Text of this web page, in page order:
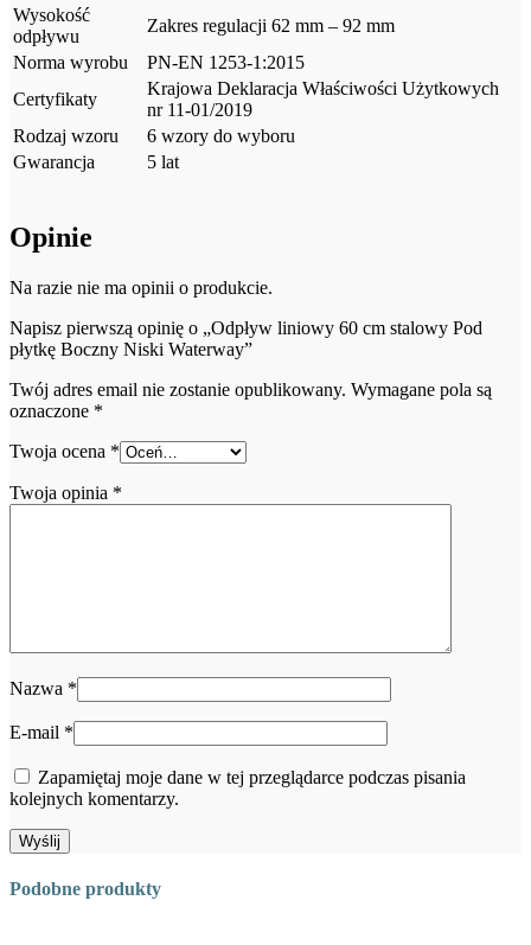
Wysokość
odpływu
Zakres regulacji 62 mm – 92 mm
Norma wyrobu
PN-EN 1253-1:2015
Certyfikaty
Krajowa Deklaracja Właściwości Użytkowych
nr 11-01/2019
Rodzaj wzoru
6 wzory do wyboru
Gwarancja
5 lat
Opinie
Na razie nie ma opinii o produkcie.
Napisz pierwszą opinię o „Odpływ liniowy 60 cm stalowy Pod
płytkę Boczny Niski Waterway”
Twój adres email nie zostanie opublikowany. Wymagane pola są
oznaczone *
Twoja ocena *
Twoja opinia *
Nazwa *
E-mail *
Zapamiętaj moje dane w tej przeglądarce podczas pisania
kolejnych komentarzy.
Podobne produkty